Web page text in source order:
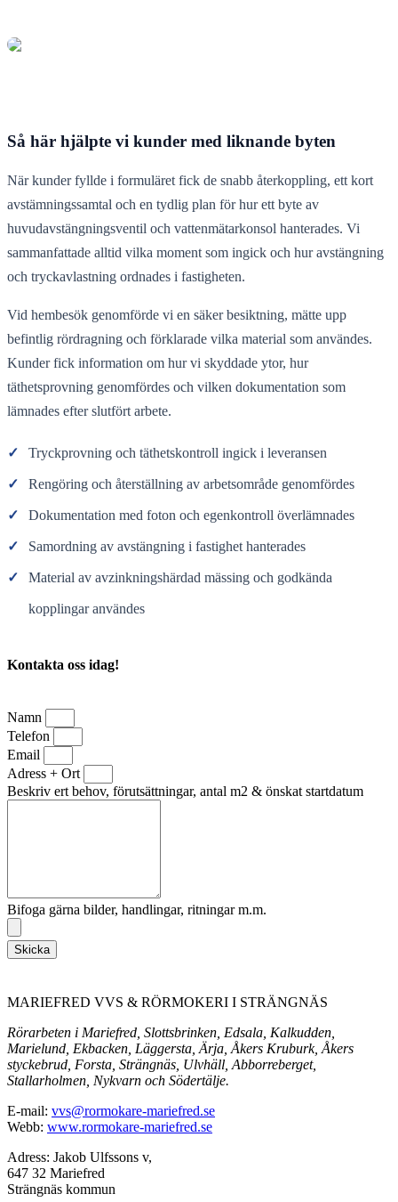
Så här hjälpte vi kunder med liknande byten
När kunder fyllde i formuläret fick de snabb återkoppling, ett kort
avstämningssamtal och en tydlig plan för hur ett byte av
huvudavstängningsventil och vattenmätarkonsol hanterades. Vi
sammanfattade alltid vilka moment som ingick och hur avstängning
och tryckavlastning ordnades i fastigheten.
Vid hembesök genomförde vi en säker besiktning, mätte upp
befintlig rördragning och förklarade vilka material som användes.
Kunder fick information om hur vi skyddade ytor, hur
täthetsprovning genomfördes och vilken dokumentation som
lämnades efter slutfört arbete.
✓ Tryckprovning och täthetskontroll ingick i leveransen
✓ Rengöring och återställning av arbetsområde genomfördes
✓ Dokumentation med foton och egenkontroll överlämnades
✓ Samordning av avstängning i fastighet hanterades
✓ Material av avzinkningshärdad mässing och godkända
kopplingar användes
Kontakta oss idag!
Namn
Telefon
Email
Adress + Ort
Beskriv ert behov, förutsättningar, antal m2 & önskat startdatum
Bifoga gärna bilder, handlingar, ritningar m.m.
Skicka
MARIEFRED VVS & RÖRMOKERI I STRÄNGNÄS
Rörarbeten i Mariefred, Slottsbrinken, Edsala, Kalkudden,
Marielund, Ekbacken, Läggersta, Ärja, Åkers Kruburk, Åkers
styckebrud, Forsta, Strängnäs, Ulvhäll, Abborreberget,
Stallarholmen, Nykvarn och Södertälje.
E-mail: vvs@rormokare-mariefred.se
Webb: www.rormokare-mariefred.se
Adress: Jakob Ulfssons v,
647 32 Mariefred
Strängnäs kommun